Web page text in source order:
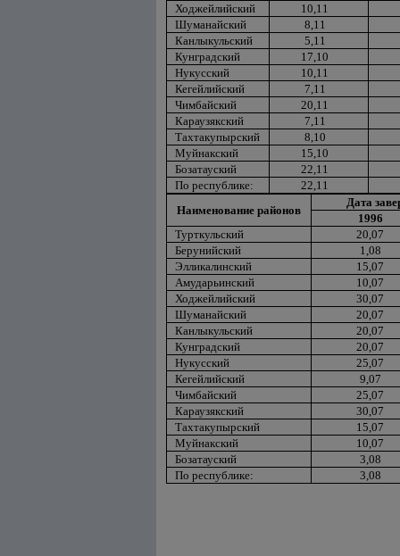
Ходжейлийский
10,11
Шуманайский
8,11
Канлыкульский
5,11
Кунградский
17,10
Нукусский
10,11
Кегейлийский
7,11
Чимбайский
20,11
Караузякский
7,11
Тахтакупырский
8,10
Муйнакский
15,10
Бозатауский
22,11
По республике:
22,11
Наименование районов
Дата
1996
Турткульский
20,07
Берунийский
1,08
Элликалинский
15,07
Амударьинский
10,07
Ходжейлийский
30,07
Шуманайский
20,07
Канлыкульский
20,07
Кунградский
20,07
Нукусский
25,07
Кегейлийский
9,07
Чимбайский
25,07
Караузякский
30,07
Тахтакупырский
15,07
Муйнакский
10,07
Бозатауский
3,08
По республике:
3,08